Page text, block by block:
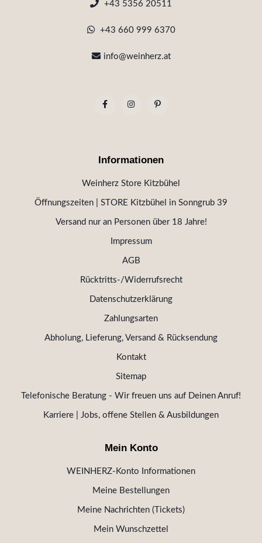
+43 5356 20511
+43 660 999 6370
info@weinherz.at
Informationen
Weinherz Store Kitzbühel
Öffnungszeiten | STORE Kitzbühel in Sonngrub 39
Versand nur an Personen über 18 Jahre!
Impressum
AGB
Rücktritts-/Widerrufsrecht
Datenschutzerklärung
Zahlungsarten
Abholung, Lieferung, Versand & Rücksendung
Kontakt
Sitemap
Telefonische Beratung - Wir freuen uns auf Deinen Anruf!
Karriere | Jobs, offene Stellen & Ausbildungen
Mein Konto
WEINHERZ-Konto Informationen
Meine Bestellungen
Meine Nachrichten (Tickets)
Mein Wunschzettel